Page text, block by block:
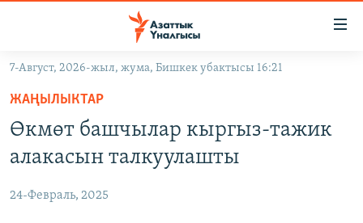
Навигацияга
өтүңүз
Издөөгө
салыңыз
КЫРГЫЗСТАН
ЭКОНОМИКА
БОРБОР АЗИЯ
АТАЙЫН ИЛИКТӨӨ
7-Август, 2026-жыл, жума, Бишкек убактысы 16:21
ЖАҢЫЛЫКТАР
Өкмөт башчылар кыргыз-тажик
алакасын талкуулашты
24-Февраль, 2025